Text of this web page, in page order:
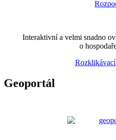
Interaktivní a velmi snadno
o
Geoportál